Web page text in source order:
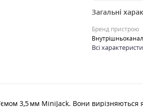
HF Навушники
вкладиші з
Вони в..
0
Загальні
Бренд пристрою
Всі
3,5 мм MiniJack. Вони